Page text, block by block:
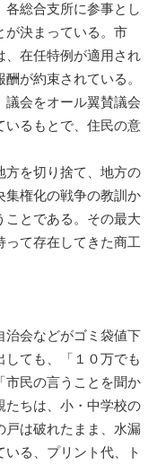
総合支所に参事とし
が決まっている。市
、在任特例が適用され
が約束されている。
議会をオール翼賛議会
いるもとで、住民の意
を切り捨て、地方の
集権化の戦争の教訓か
ことである。その最大
って存在してきた商工
会などがゴミ袋値下
しても、「１０万でも
市民の言うことを聞か
たちは、小・中学校の
戸は破れたまま、水漏
る、プリント代、ト